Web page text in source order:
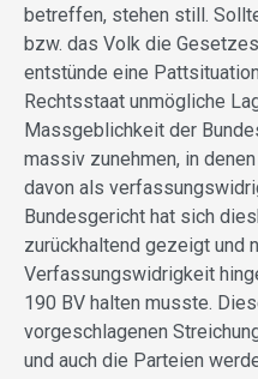
betreffen, stehen still.
bzw. das Volk die
entstünde eine
Rechtsstaat unmögliche
Massgeblichkeit der
massiv zunehmen, in
davon als
Bundesgericht hat sich
zurückhaltend gezeigt und
Verfassungswidrigkeit
190 BV halten musste.
vorgeschlagenen
und auch die Parteien